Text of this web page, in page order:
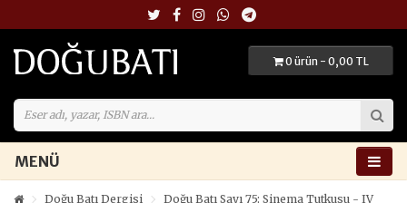
0 ürün - 0,00 TL
MENÜ
Doğu Batı Dergisi Doğu Batı Sayı 75: Sinema Tutkusu - IV